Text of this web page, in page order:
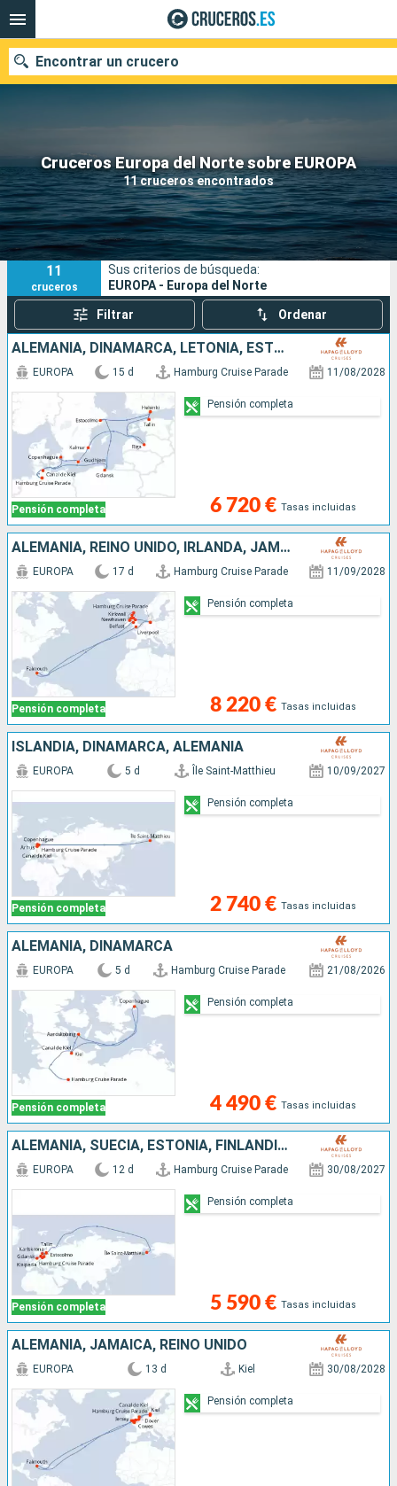
Cruceros Europa del Norte sobre EUROPA
11 cruceros encontrados
Encontrar un crucero
Nuestros destinos
Fecha de salida
Puertos Compañías
Buscar
11
cruceros
Sus criterios de búsqueda:
EUROPA - Europa del Norte
Filtrar Ordenar
ALEMANIA, DINAMARCA, LETONIA, ESTONIA, FINLANDIA, SUECIA, POLONIA
Pensión completa
EUROPA 15 d Hamburg Cruise Parade 11/08/2028
6 720 € Tasas incluidas
Pensión completa
ALEMANIA, REINO UNIDO, IRLANDA, JAMAICA
Pensión completa
EUROPA 17 d Hamburg Cruise Parade 11/09/2028
8 220 € Tasas incluidas
Pensión completa
ISLANDIA, DINAMARCA, ALEMANIA
Pensión completa
EUROPA 5 d Île Saint-Matthieu 10/09/2027
2 740 € Tasas incluidas
Pensión completa
ALEMANIA, DINAMARCA
Pensión completa
EUROPA 5 d Hamburg Cruise Parade 21/08/2026
4 490 € Tasas incluidas
Pensión completa
ALEMANIA, SUECIA, ESTONIA, FINLANDIA, LITUANIA, POLONIA, ISLANDIA
Pensión completa
EUROPA 12 d Hamburg Cruise Parade 30/08/2027
5 590 € Tasas incluidas
Pensión completa
ALEMANIA, JAMAICA, REINO UNIDO
EUROPA 13 d Kiel 30/08/2028
Pensión completa